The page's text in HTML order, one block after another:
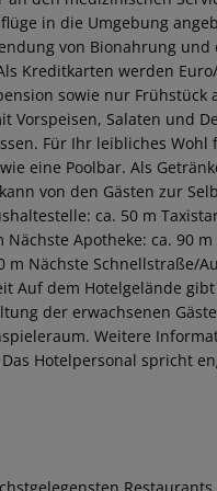
in die Umgebung
von Bionahrung und
Kreditkarten werden
sowie nur Frühstück
Salaten und
Für Ihr leibliches Wohl
eine Poolbar. Als
von den Gästen zur
ca. 50 m
Apotheke: ca. 90 m
m Nächste Schnellstraße/
Auf dem Hotelgelände
der erwachsenen
Weitere
Hotelpersonal spricht